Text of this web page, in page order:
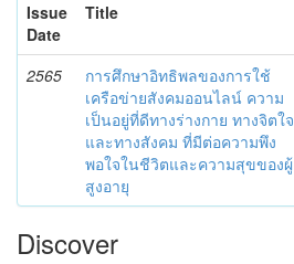
Issue
Date
Title
2565
การศึกษาอิทธิพลของการใช้
เครือข่ายสังคมออนไลน์ ความ
เป็นอยู่ที่ดีทางร่างกาย ทางจิตใจ
และทางสังคม ที่มีต่อความพึง
พอใจในชีวิตและความสุขของผู้
สูงอายุ
Discover